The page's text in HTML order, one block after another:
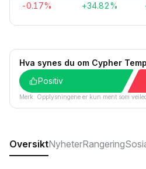
-0.17% +34.82%
Hva synes du om Cypher
Positiv
Merk: Opplysningene er kun ment som
OversiktNyheterRangering